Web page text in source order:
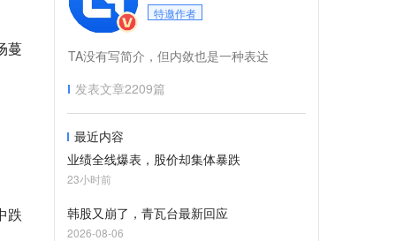
蔓
跌
特邀作者
TA没有写简介，但内敛也是一种表达
发表文章2209篇
最近内容
业绩全线爆表，股价却集体暴跌
23小时前
韩股又崩了，青瓦台最新回应
2026-08-06